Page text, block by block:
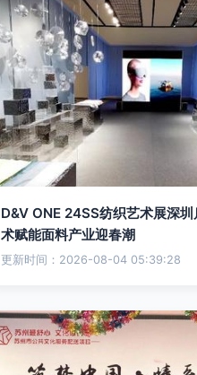
D&V ONE 24SS纺织艺术展深
术赋能面料产业迎春潮
更新时间：2026-08-04 05:39:28